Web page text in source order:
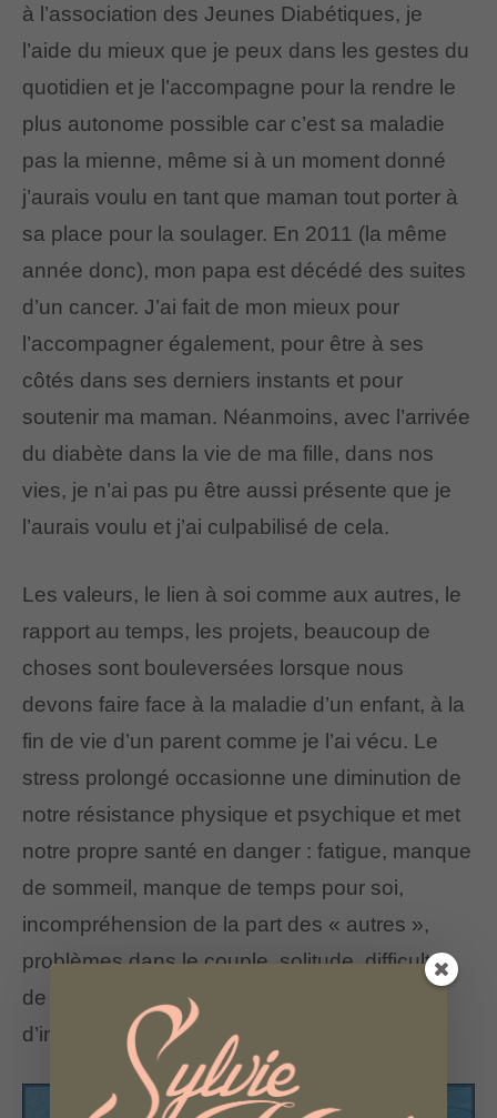
à l’association des Jeunes Diabétiques, je
l’aide du mieux que je peux dans les gestes du
quotidien et je l’accompagne pour la rendre le
plus autonome possible car c’est sa maladie
pas la mienne, même si à un moment donné
j’aurais voulu en tant que maman tout porter à
sa place pour la soulager. En 2011 (la même
année donc), mon papa est décédé des suites
d’un cancer. J’ai fait de mon mieux pour
l’accompagner également, pour être à ses
côtés dans ses derniers instants et pour
soutenir ma maman. Néanmoins, avec l’arrivée
du diabète dans la vie de ma fille, dans nos
vies, je n’ai pas pu être aussi présente que je
l’aurais voulu et j’ai culpabilisé de cela.
Les valeurs, le lien à soi comme aux autres, le
rapport au temps, les projets, beaucoup de
choses sont bouleversées lorsque nous
devons faire face à la maladie d’un enfant, à la
fin de vie d’un parent comme je l’ai vécu. Le
stress prolongé occasionne une diminution de
notre résistance physique et psychique et met
notre propre santé en danger : fatigue, manque
de sommeil, manque de temps pour soi,
incompréhension de la part des « autres »,
problèmes dans le couple, solitude, difficultés
de communication, culpabilité, sentiment
d’impuissance…